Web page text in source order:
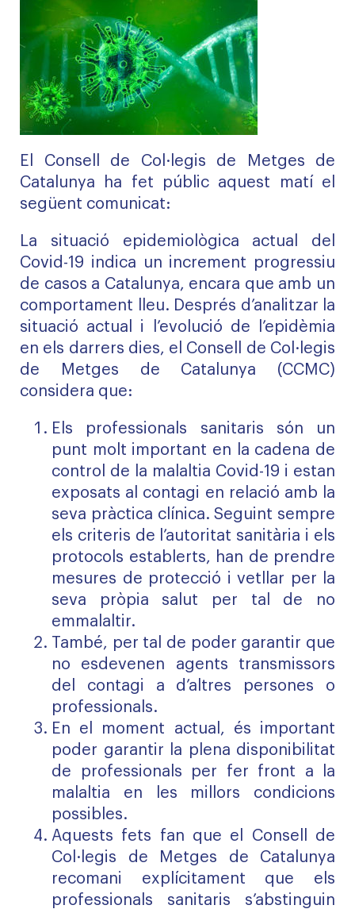
El Consell de Col·legis de Metges de
Catalunya ha fet públic aquest matí el
següent comunicat:
La situació epidemiològica actual del
Covid-19 indica un increment progressiu
de casos a Catalunya, encara que amb un
comportament lleu. Després d’analitzar la
situació actual i l’evolució de l’epidèmia
en els darrers dies, el Consell de Col·legis
de Metges de Catalunya (CCMC)
considera que:
Els professionals sanitaris són un
punt molt important en la cadena de
control de la malaltia Covid-19 i estan
exposats al contagi en relació amb la
seva pràctica clínica. Seguint sempre
els criteris de l’autoritat sanitària i els
protocols establerts, han de prendre
mesures de protecció i vetllar per la
seva pròpia salut per tal de no
emmalaltir.
També, per tal de poder garantir que
no esdevenen agents transmissors
del contagi a d’altres persones o
professionals.
En el moment actual, és important
poder garantir la plena disponibilitat
de professionals per fer front a la
malaltia en les millors condicions
possibles.
Aquests fets fan que el Consell de
Col·legis de Metges de Catalunya
recomani explícitament que els
professionals sanitaris s’abstinguin